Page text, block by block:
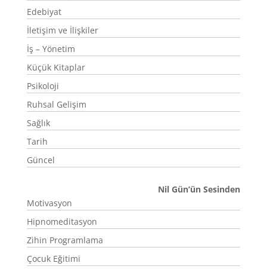
Edebiyat
İletişim ve İlişkiler
İş – Yönetim
Küçük Kitaplar
Psikoloji
Ruhsal Gelişim
Sağlık
Tarih
Güncel
Nil Gün’ün Sesinden
Motivasyon
Hipnomeditasyon
Zihin Programlama
Çocuk Eğitimi